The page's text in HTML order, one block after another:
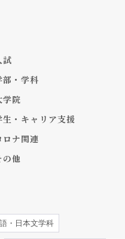
試
部・学科
学院
生・キャリア支援
ロナ関連
の他
・日本文学科